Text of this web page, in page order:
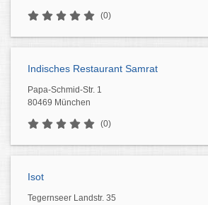
(0)
Indisches Restaurant Samrat
Papa-Schmid-Str. 1
80469 München
(0)
Isot
Tegernseer Landstr. 35